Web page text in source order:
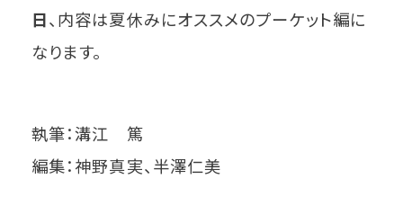
日、内容は夏休みにオススメのプーケット編に
なります。
執筆：溝江 篤
編集：神野真実、半澤仁美